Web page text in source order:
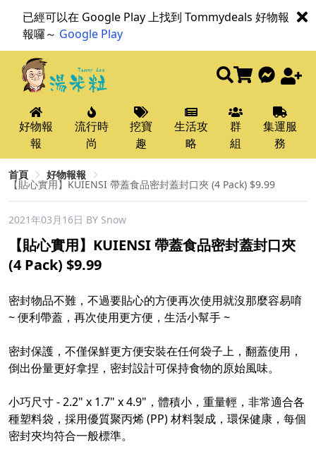
已經可以在 Google Play 上找到 Tommydeals 好物報
報囉～ Google Play
好物報
報
流行時
尚
挖寶
趣
生活攻
略
群
組
集運服
務
首頁 好物報報
【貼心實用】KUIENSI 帶蓋食品密封蓋封口夾 (4 Pack) $9.99
2021年03月16日 BY Snow
【貼心實用】KUIENSI 帶蓋食品密封蓋封口夾
(4 Pack) $9.99
密封物品不難，不過要貼心的方便再次使用就沒那麼容易唷
~ 便利帶蓋，再次使用更方便，生活小幫手 ~
密封保護，不僅保鮮更方便安裝在任何袋子上，翻蓋使用，
倒出份量更好拿捏，密封設計可保持食物的原始風味。
小巧尺寸 - 2.2" x 1.7" x 4.9"，體積小，重量輕，非常適合各
種塑料袋，採用優質聚丙烯 (PP) 材料製成，環保健康，每個
密封夾均符合一般標準。